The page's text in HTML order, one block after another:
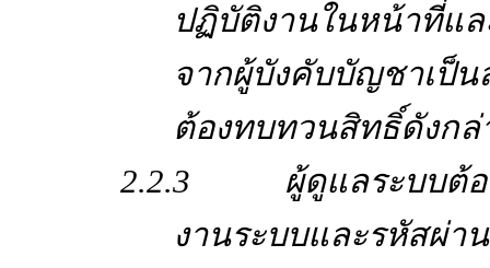
ปฏิบัติงานในหน้าที่แ
จากผู้บังคับบัญชาเ
ต้องทบทวนสิทธิ์ดังกล่
2.2.3 ผู้ดูแลระบบต้อง
งานระบบและรหัสผ่า